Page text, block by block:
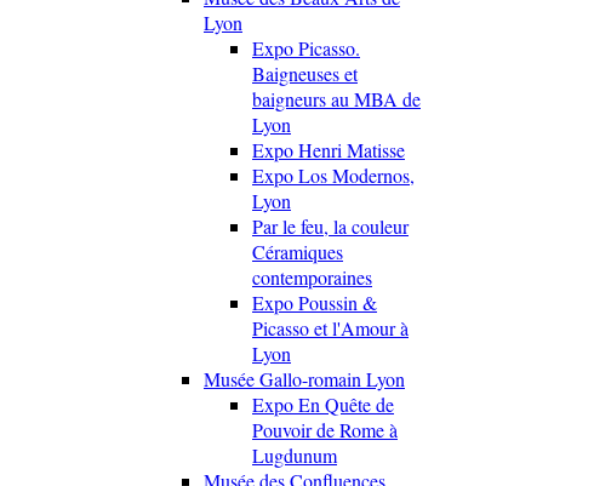
Lyon
Expo Picasso.
Baigneuses et
baigneurs au MBA de
Lyon
Expo Henri Matisse
Expo Los Modernos,
Lyon
Par le feu, la couleur
Céramiques
contemporaines
Expo Poussin &
Picasso et l'Amour à
Lyon
Musée Gallo-romain Lyon
Expo En Quête de
Pouvoir de Rome à
Lugdunum